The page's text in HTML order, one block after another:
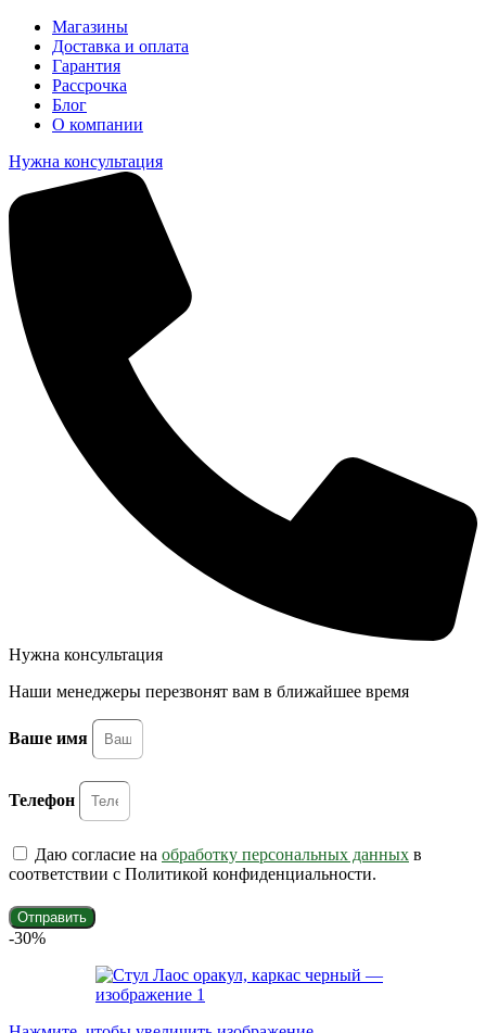
Магазины
Доставка и оплата
Гарантия
Рассрочка
Блог
О компании
Нужна консультация
Нужна консультация
Наши менеджеры перезвонят вам в ближайшее время
Ваше имя
Телефон
Даю согласие на обработку персональных данных в
соответствии с Политикой конфиденциальности.
Отправить
-30%